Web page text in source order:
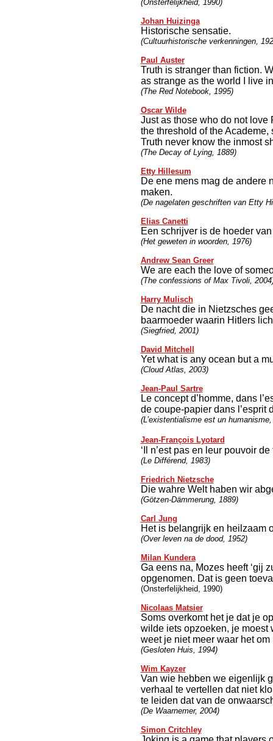
(Onsterfelijkheid, 1990)
Johan Huizinga
Historische sensatie.
(Cultuurhistorische verkenningen,
Paul Auster
Truth is stranger than fiction.
as strange as the world I live
(The Red Notebook, 1995)
Oscar Wilde
Just as those who do not love
the threshold of the
Truth never know the inmost
(The Decay of Lying, 1889)
Etty Hillesum
De ene mens mag de andere
maken.
(De nagelaten geschriften van Etty
Elias Canetti
Een schrijver is de hoeder
(Het geweten in woorden, 1976)
Andrew Sean Greer
We are each the love of
(The confessions of Max Tivoli,
Harry Mulisch
De nacht die in Nietzsches
baarmoeder waarin Hitlers
(Siegfried, 2001)
David Mitchell
Yet what is any ocean but a
(Cloud Atlas, 2003)
Jean-Paul Sartre
Le concept d’homme, dans
de coupe-papier dans l’esprit
(L’existentialisme est un
Jean-François Lyotard
‘Il n’est pas en leur pouvoir
(Le Différend, 1983)
Friedrich Nietzsche
Die wahre Welt haben wir
(Götzen-Dämmerung, 1889)
Carl Jung
Het is belangrijk en heilzaam
(Over leven na de dood, 1952)
Milan Kundera
Ga eens na, Mozes heeft ‘gij
opgenomen. Dat is geen
(Onsterfelijkheid, 1990)
Nicolaas Matsier
Soms overkomt het je dat je
wilde iets opzoeken, je moest
weet je niet meer waar het
(Gesloten Huis, 1994)
Wim Kayzer
Van wie hebben we eigenlijk
verhaal te vertellen dat niet
te leiden dat van de
(De Waarnemer, 2004)
Simon Critchley